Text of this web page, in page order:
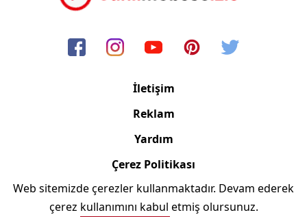
İletişim
Reklam
Yardım
Çerez Politikası
Copyright © 2006/2024 Canlimobeseizle.com
Web sitemizde çerezler kullanmaktadır. Devam ederek
çerez kullanımını kabul etmiş olursunuz.